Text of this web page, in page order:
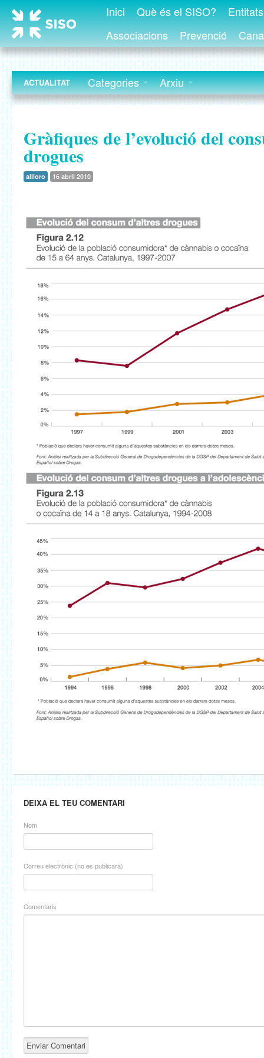
Inici Què és el SISO?
Associacions
Prevenció
ACTUALITAT Categories Arxiu
Gràfiques de l’evolució del
drogues
allloro 16 abril 2010
DEIXA EL TEU COMENTARI
Nom
Correu electrònic (no es publicarà)
Comentaris